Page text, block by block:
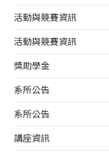
活動與競賽資訊
活動與競賽資訊
獎助學金
系所公告
系所公告
講座資訊